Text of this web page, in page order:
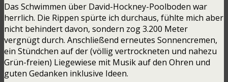
Das Schwimmen über David-Hockney-Poolboden war
herrlich. Die Rippen spürte ich durchaus, fühlte mich aber
nicht behindert davon, sondern zog 3.200 Meter
vergnügt durch. Anschließend erneutes Sonnencremen,
ein Stündchen auf der (völlig vertrockneten und nahezu
Grün-freien) Liegewiese mit Musik auf den Ohren und
guten Gedanken inklusive Ideen.